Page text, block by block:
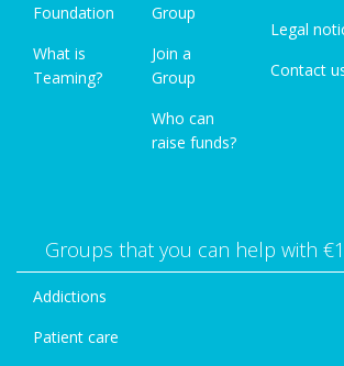
Foundation
What is
Teaming?
Group
Join a
Group
Who can
raise funds?
Legal
Contact
Groups that you can help with
Addictions
Patient care